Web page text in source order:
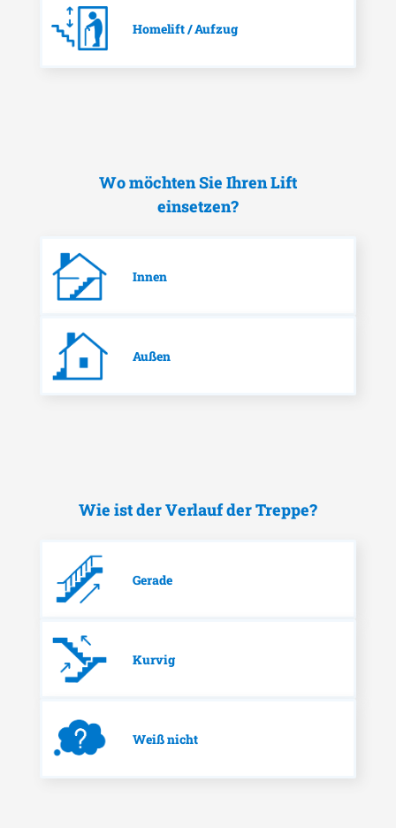
Homelift / Aufzug
Wo möchten Sie Ihren Lift
einsetzen?
Innen
Außen
Wie ist der Verlauf der Treppe?
Gerade
Kurvig
Weiß nicht